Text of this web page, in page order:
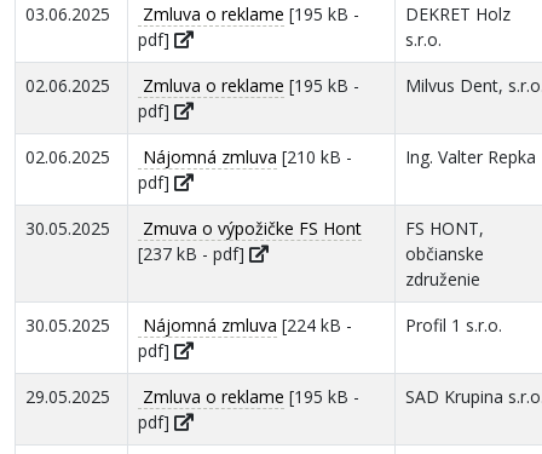
03.06.2025 Zmluva o reklame [195 kB -
pdf]
DEKRET Holz
s.r.o.
02.06.2025
Zmluva o reklame [195 kB -
pdf]
Milvus Dent,
02.06.2025 Nájomná zmluva [210 kB -
pdf]
Ing. Valter Repka
30.05.2025
Zmuva o výpožičke FS Hont
[237 kB - pdf]
FS HONT,
občianske
združenie
30.05.2025
Nájomná zmluva [224 kB -
pdf]
Profil 1 s.r.o.
29.05.2025 Zmluva o reklame [195 kB -
pdf]
SAD Krupina